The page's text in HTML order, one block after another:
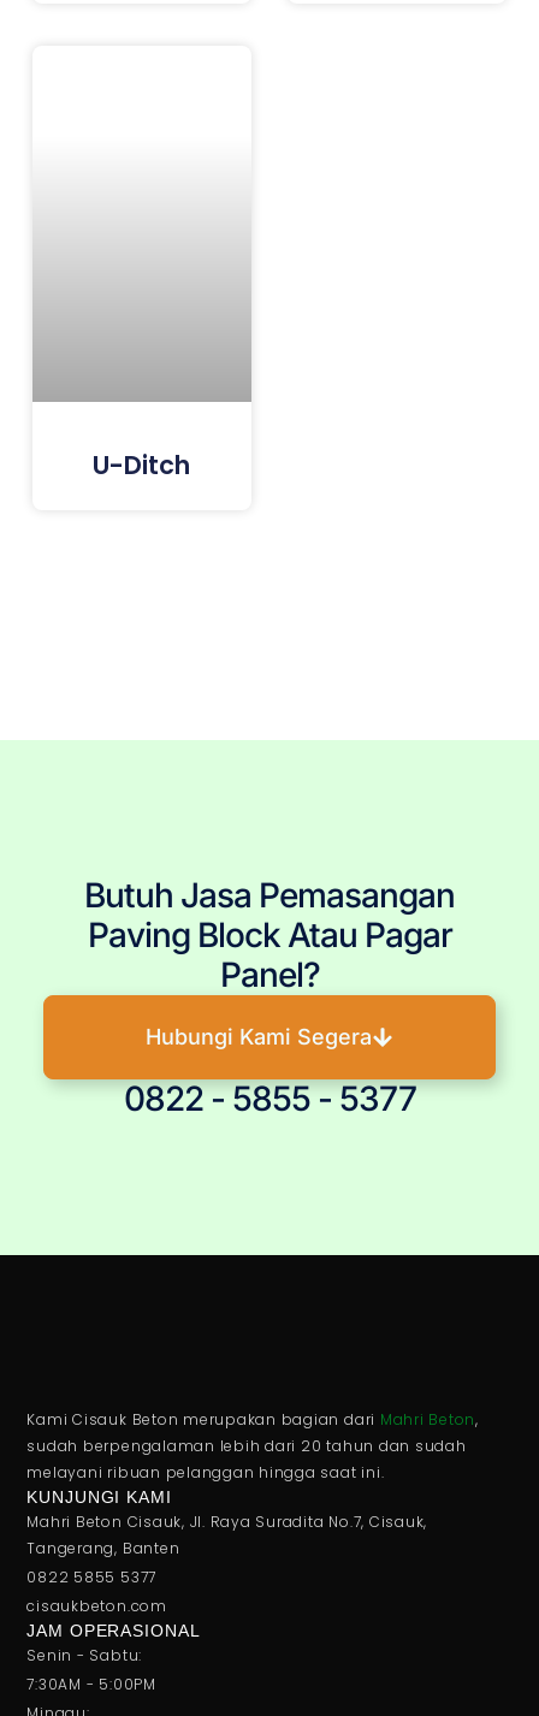
U-Ditch
Butuh Jasa Pemasangan
Paving Block Atau Pagar
Panel?
Hubungi Kami Segera
0822 - 5855 - 5377
Kami Cisauk Beton merupakan bagian dari Mahri Beton,
sudah berpengalaman lebih dari 20 tahun dan sudah
melayani ribuan pelanggan hingga saat ini.
KUNJUNGI KAMI
Mahri Beton Cisauk, Jl. Raya Suradita No.7, Cisauk,
Tangerang, Banten
0822 5855 5377
cisaukbeton.com
JAM OPERASIONAL
Senin - Sabtu:
7:30AM - 5:00PM